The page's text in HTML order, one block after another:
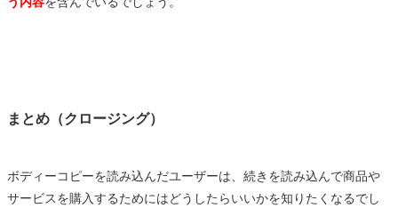
まとめ（クロージング）
ボディーコピーを読み込んだユーザーは、続きを読み込んで商品や
サービスを購入するためにはどうしたらいいかを知りたくなるでし